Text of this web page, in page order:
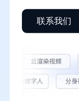
联系我们